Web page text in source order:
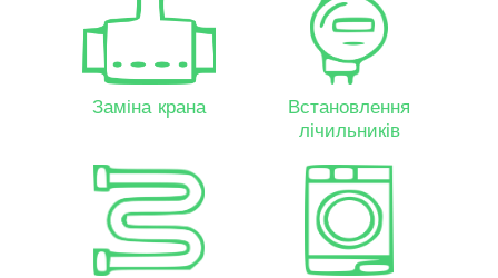
Заміна крана
Встановлення
лічильників